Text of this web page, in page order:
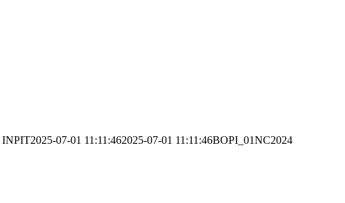
INPIT2025-07-01 11:11:462025-07-01 11:11:46BOPI_01NC2024